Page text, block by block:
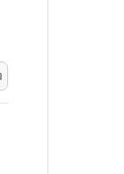
정 조율 완료…초고가
연쇄 추돌…7세 남아